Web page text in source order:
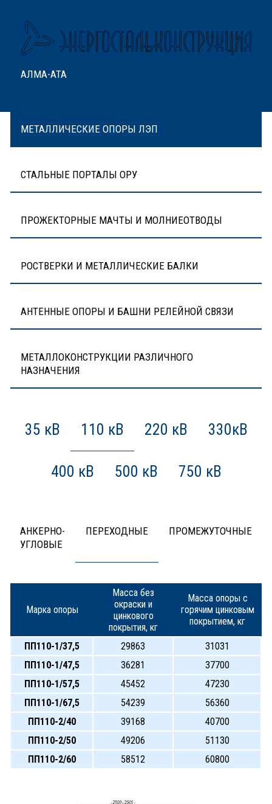
АЛМА-АТА
МЕТАЛЛИЧЕСКИЕ ОПОРЫ ЛЭП
СТАЛЬНЫЕ ПОРТАЛЫ ОРУ
ПРОЖЕКТОРНЫЕ МАЧТЫ И МОЛНИЕОТВОДЫ
РОСТВЕРКИ И МЕТАЛЛИЧЕСКИЕ БАЛКИ
АНТЕННЫЕ ОПОРЫ И БАШНИ РЕЛЕЙНОЙ СВЯЗИ
МЕТАЛЛОКОНСТРУКЦИИ РАЗЛИЧНОГО
НАЗНАЧЕНИЯ
35 кВ 110 кВ 220 кВ 330кВ
400 кВ 500 кВ 750 кВ
АНКЕРНО-
УГЛОВЫЕ
ПЕРЕХОДНЫЕ ПРОМЕЖУТОЧНЫЕ
Марка опоры
Масса без
окраски и
цинкового
покрытия, кг
Масса опоры с
горячим цинковым
покрытием, кг
ПП110-1/37,5 29863
31031
ПП110-1/47,5
36281
37700
ПП110-1/57,5
45452
47230
ПП110-1/67,5
54239
56360
ПП110-2/40
39168
40700
ПП110-2/50
49206
51130
ПП110-2/60
58512 60800